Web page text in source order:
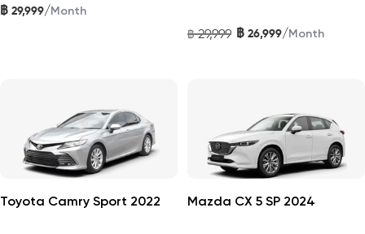
฿ 29,999/Month
฿ 29,999 ฿ 26,999/Month
Toyota Camry Sport 2022 Mazda CX 5 SP 2024